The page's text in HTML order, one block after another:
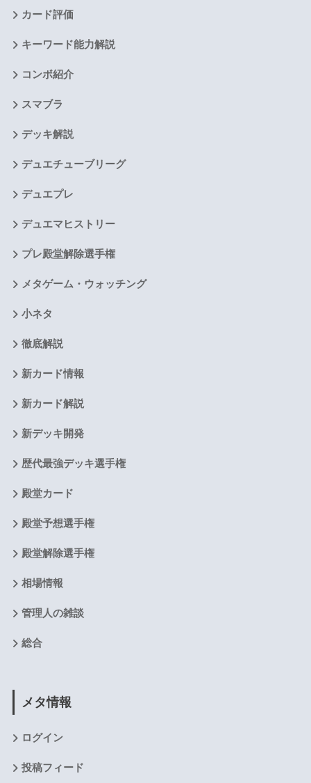
カード評価
キーワード能力解説
コンボ紹介
スマブラ
デッキ解説
デュエチューブリーグ
デュエプレ
デュエマヒストリー
プレ殿堂解除選手権
メタゲーム・ウォッチング
小ネタ
徹底解説
新カード情報
新カード解説
新デッキ開発
歴代最強デッキ選手権
殿堂カード
殿堂予想選手権
殿堂解除選手権
相場情報
管理人の雑談
総合
メタ情報
ログイン
投稿フィード